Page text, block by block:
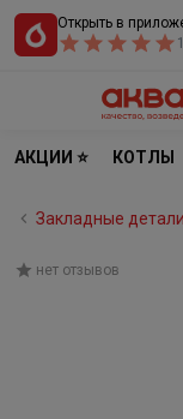
Открыть в
1
АКЦИИ ⭐ КОТЛЫ
Закладные
нет отзывов